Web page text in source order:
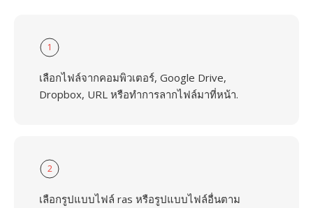
1
เลือกไฟล์จากคอมพิวเตอร์, Google Drive,
Dropbox, URL หรือทำการลากไฟล์มาที่หน้า.
2
เลือกรูปแบบไฟล์ ras หรือรูปแบบไฟล์อื่นตาม